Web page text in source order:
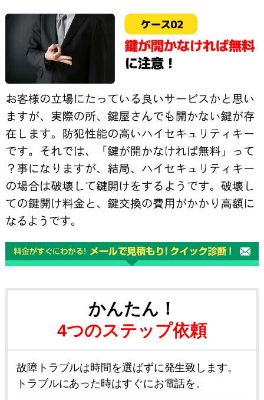
かんたん！
4つのステップ依頼
故障トラブルは時間を選ばずに発生致します。
トラブルにあった時はすぐにお電話を。